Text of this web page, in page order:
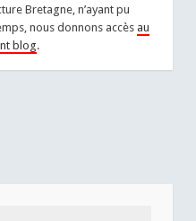
Bretagne, n’ayant pu
nous donnons accès au
blog.